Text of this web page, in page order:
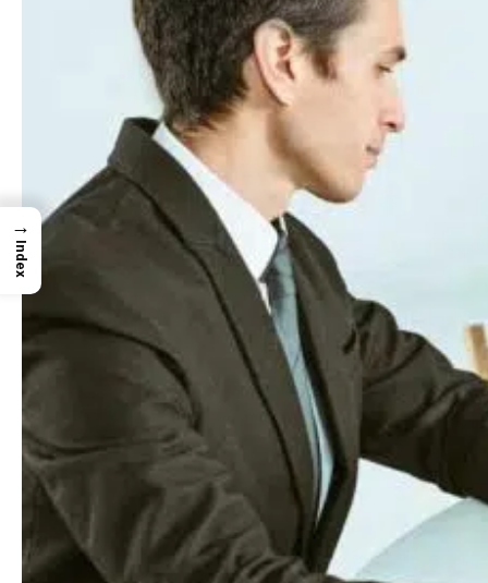
→
Index